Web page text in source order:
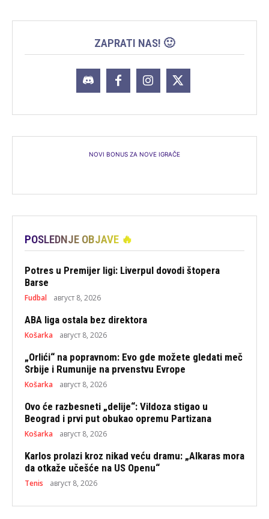
ZAPRATI NAS! 🙂
NOVI BONUS ZA NOVE IGRAČE
POSLEDNJE OBJAVE 🔥
Potres u Premijer ligi: Liverpul dovodi štopera
Barse
Fudbal август 8, 2026
ABA liga ostala bez direktora
Košarka август 8, 2026
„Orlići“ na popravnom: Evo gde možete gledati meč
Srbije i Rumunije na prvenstvu Evrope
Košarka август 8, 2026
Ovo će razbesneti „delije“: Vildoza stigao u
Beograd i prvi put obukao opremu Partizana
Košarka август 8, 2026
Karlos prolazi kroz nikad veću dramu: „Alkaras mora
da otkaže učešće na US Openu“
Tenis август 8, 2026